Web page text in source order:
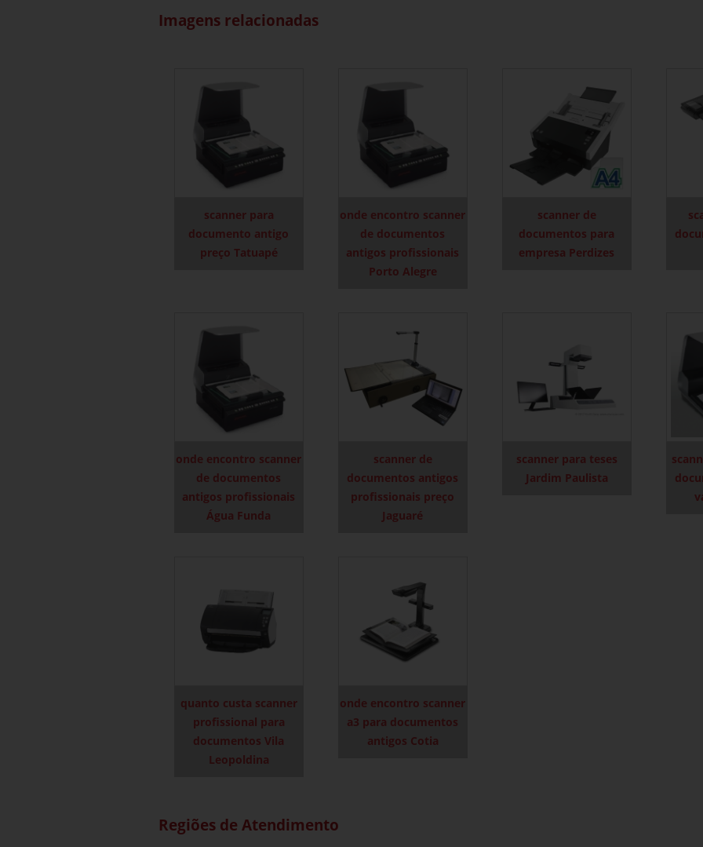
Imagens relacionadas
scanner para
documento antigo
preço Tatuapé
onde encontro scanner
de documentos
antigos profissionais
Porto Alegre
scanner de
documentos para
empresa Perdizes
onde encontro scanner
de documentos
antigos profissionais
Água Funda
scanner de
documentos antigos
profissionais preço
Jaguaré
scanner para teses
Jardim Paulista
quanto custa scanner
profissional para
documentos Vila
Leopoldina
onde encontro scanner
a3 para documentos
antigos Cotia
Regiões de Atendimento